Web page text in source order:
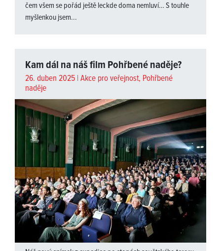
čem všem se pořád ještě leckde doma nemluví… S touhle
myšlenkou jsem...
Kam dál na náš film Pohřbené naděje?
26. duben 2025 |Akce pro veřejnost, Pohřbené
naděje